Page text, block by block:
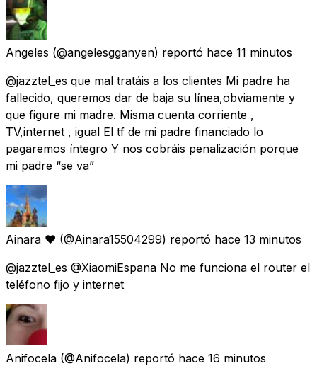
Angeles (@angelesgganyen) reportó hace 11 minutos
@jazztel_es que mal tratáis a los clientes Mi padre ha
fallecido, queremos dar de baja su línea,obviamente y
que figure mi madre. Misma cuenta corriente ,
TV,internet , igual El tf de mi padre financiado lo
pagaremos íntegro Y nos cobráis penalización porque
mi padre “se va”
Ainara ❤ (@Ainara15504299) reportó hace 13 minutos
@jazztel_es @XiaomiEspana No me funciona el router el
teléfono fijo y internet
Anifocela (@Anifocela) reportó hace 16 minutos